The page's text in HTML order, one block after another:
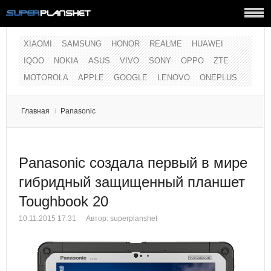
XIAOMI SAMSUNG HONOR REALME
HUAWEI
IQOO
NOKIA ASUS VIVO SONY OPPO
ZTE
MOTOROLA
APPLE GOOGLE LENOVO ONEPLUS
Главная / Panasonic
Panasonic создала первый в мире
гибридный защищенный планшет
Toughbook 20
10.11.2015 17:31 Автор: superplanshet